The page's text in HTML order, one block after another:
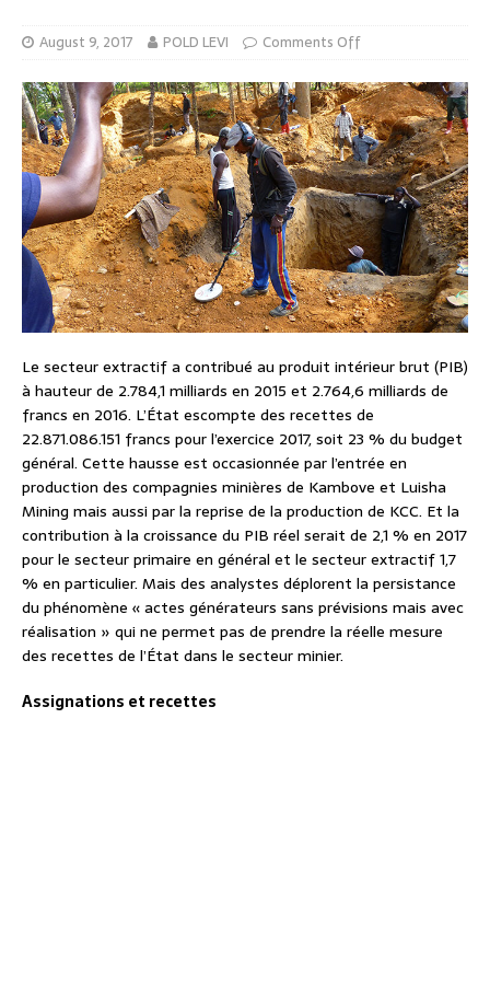
August 9, 2017 POLD LEVI Comments Off
Le secteur extractif a contribué au produit intérieur brut (PIB)
à hauteur de 2.784,1 milliards en 2015 et 2.764,6 milliards de
francs en 2016. L’État escompte des recettes de
22.871.086.151 francs pour l’exercice 2017, soit 23 % du budget
général. Cette hausse est occasionnée par l’entrée en
production des compagnies minières de Kambove et Luisha
Mining mais aussi par la reprise de la production de KCC. Et la
contribution à la croissance du PIB réel serait de 2,1 % en 2017
pour le secteur primaire en général et le secteur extractif 1,7
% en particulier. Mais des analystes déplorent la persistance
du phénomène « actes générateurs sans prévisions mais avec
réalisation » qui ne permet pas de prendre la réelle mesure
des recettes de l’État dans le secteur minier.
Assignations et recettes